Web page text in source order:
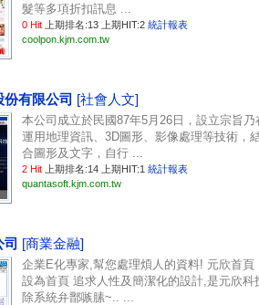
髮等多項折扣訊息 ...
0 Hit 上期排名:13 上期HIT:2 統計報表
coolpon.kjm.com.tw
有限公司 [社會人文]
本公司成立於民國87年5月26日，設立宗旨乃
運用地理資訊、3D圖形、影像處理等技術，
合圖形及文字，自行 ...
2 Hit 上期排名:14 上期HIT:1 統計報表
quantasoft.kjm.com.tw
[商業金融]
企業E化專家,幫您處理煩人的資料! 元欣首頁
設為首頁 追求人性及簡潔化的設計,是元欣科
除系統弁鄑嗾膆~.. ...